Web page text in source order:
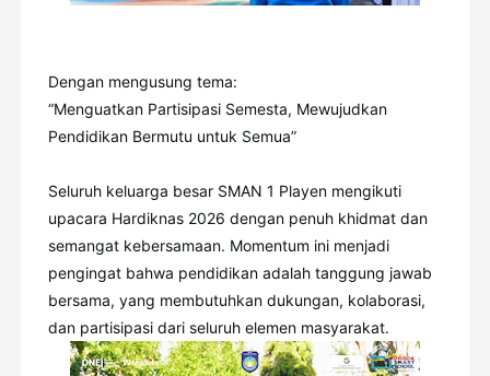
Dengan mengusung tema:
“Menguatkan Partisipasi Semesta, Mewujudkan
Pendidikan Bermutu untuk Semua”
Seluruh keluarga besar SMAN 1 Playen mengikuti
upacara Hardiknas 2026 dengan penuh khidmat dan
semangat kebersamaan. Momentum ini menjadi
pengingat bahwa pendidikan adalah tanggung jawab
bersama, yang membutuhkan dukungan, kolaborasi,
dan partisipasi dari seluruh elemen masyarakat.